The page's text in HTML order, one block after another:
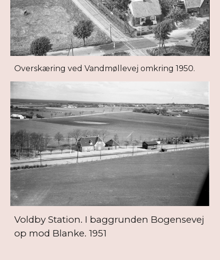
Overskæring ved Vandmøllevej omkring 1950.
Voldby Station. I baggrunden Bogensevej
op mod Blanke. 1951